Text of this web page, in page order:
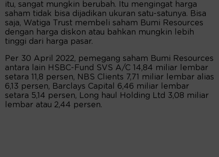
itu, sangat mungkin berubah. Itu mengingat harga
saham tidak bisa dijadikan ukuran satu-satunya. Bisa
saja, Watiga Trust membeli saham Bumi Resources
dengan harga diskon atau bahkan mungkin lebih
tinggi dari harga pasar.
Per 30 April 2022, pemegang saham Bumi Resources
antara lain HSBC-Fund SVS A/C 14,84 miliar lembar
setara 11,8 persen, NBS Clients 7,71 miliar lembar alias
6,13 persen, Barclays Capital 6,46 miliar lembar
setara 5,14 persen, Long haul Holding Ltd 3,08 miliar
lembar atau 2,44 persen.